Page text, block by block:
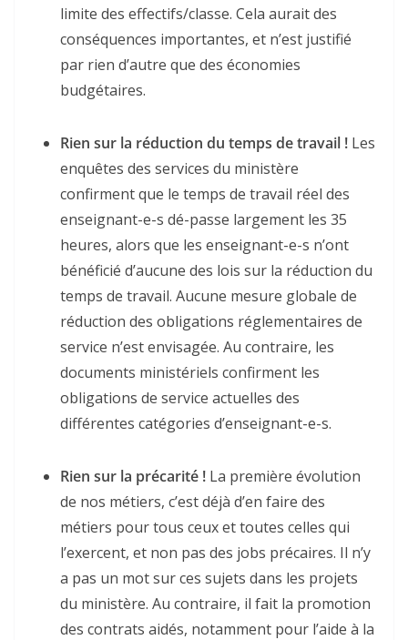
limite des effectifs/classe. Cela aurait des
conséquences importantes, et n’est justifié
par rien d’autre que des économies
budgétaires.
Rien sur la réduction du temps de travail ! Les
enquêtes des services du ministère
confirment que le temps de travail réel des
enseignant-e-s dé-passe largement les 35
heures, alors que les enseignant-e-s n’ont
bénéficié d’aucune des lois sur la réduction du
temps de travail. Aucune mesure globale de
réduction des obligations réglementaires de
service n’est envisagée. Au contraire, les
documents ministériels confirment les
obligations de service actuelles des
différentes catégories d’enseignant-e-s.
Rien sur la précarité ! La première évolution
de nos métiers, c’est déjà d’en faire des
métiers pour tous ceux et toutes celles qui
l’exercent, et non pas des jobs précaires. Il n’y
a pas un mot sur ces sujets dans les projets
du ministère. Au contraire, il fait la promotion
des contrats aidés, notamment pour l’aide à la